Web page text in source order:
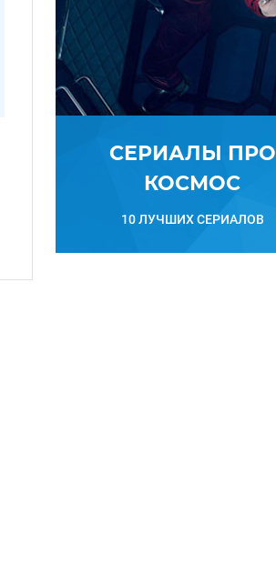
СЕРИАЛЫ ПРО
КОСМОС
10 ЛУЧШИХ СЕРИАЛОВ